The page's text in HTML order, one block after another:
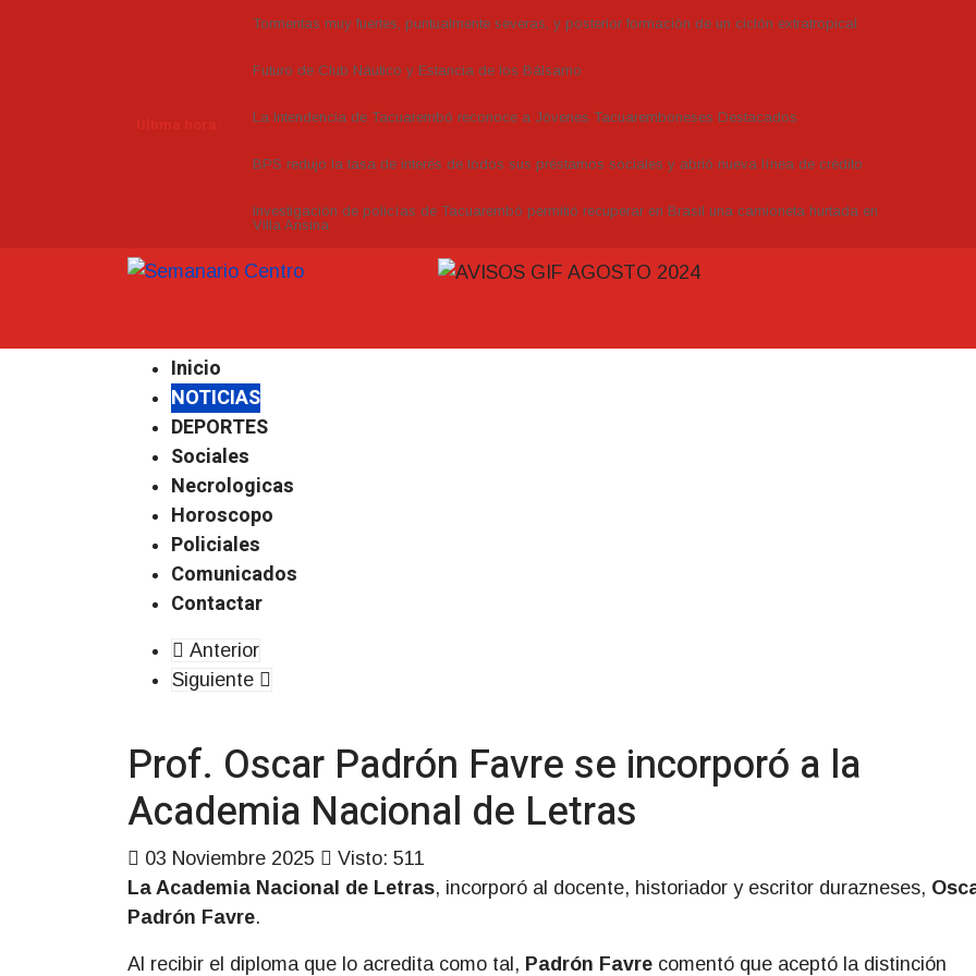
Tormentas muy fuertes, puntualmente severas, y posterior formación de un ciclón extratropical
Futuro de Club Náutico y Estancia de los Bálsamo
La Intendencia de Tacuarembó reconoce a Jóvenes Tacuaremboneses Destacados
BPS redujo la tasa de interés de todos sus préstamos sociales y abrió nueva línea de crédito
Investigación de policías de Tacuarembó permitió recuperar en Brasil una camioneta hurtada en
Villa Ansina
Inicio
NOTICIAS
DEPORTES
Sociales
Necrologicas
Horoscopo
Policiales
Comunicados
Contactar
Anterior
Siguiente
Prof. Oscar Padrón Favre se incorporó a la
Academia Nacional de Letras
03 Noviembre 2025
Visto: 511
La Academia Nacional de Letras, incorporó al docente, historiador y escritor durazneses,
Padrón Favre.
Al recibir el diploma que lo acredita como tal, Padrón Favre comentó que aceptó la distinción